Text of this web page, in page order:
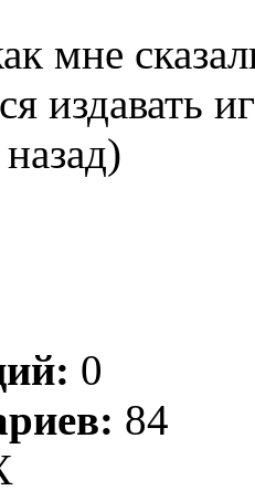
мне
издавать
0
84